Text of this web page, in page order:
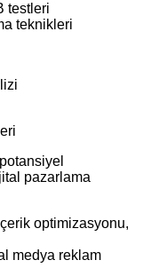
testleri
teknikleri
pazarlama
optimizasyonu,
medya reklam